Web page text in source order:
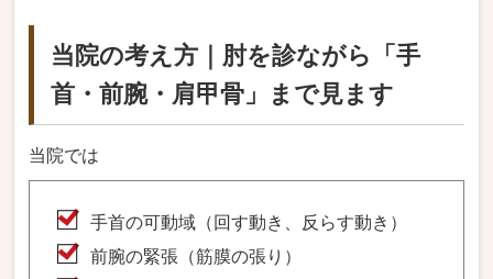
当院の考え方｜肘を診ながら「手
首・前腕・肩甲骨」まで見ます
当院では
手首の可動域（回す動き、反らす動き）
前腕の緊張（筋膜の張り）